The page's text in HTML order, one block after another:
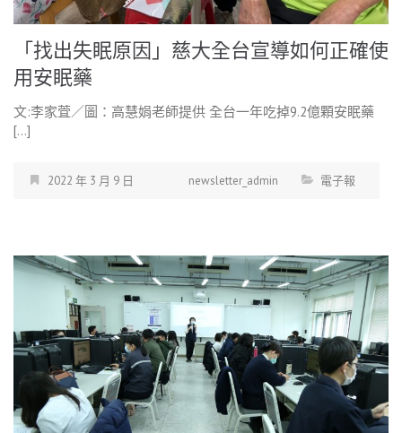
「找出失眠原因」慈大全台宣導如何正確使
用安眠藥
文:李家萓／圖：高慧娟老師提供 全台一年吃掉9.2億顆安眠藥
[…]
2022 年 3 月 9 日 newsletter_admin 電子報